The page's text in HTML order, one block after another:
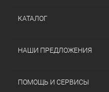
КАТАЛОГ
НАШИ ПРЕДЛОЖЕНИЯ
ПОМОЩЬ И СЕРВИСЫ